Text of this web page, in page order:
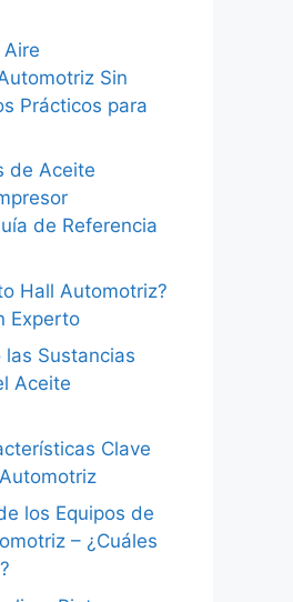
Sin
Prácticos para
de Aceite
de Referencia
Hall Automotriz?
Experto
Sustancias
Aceite
Clave
los Equipos de
– ¿Cuáles